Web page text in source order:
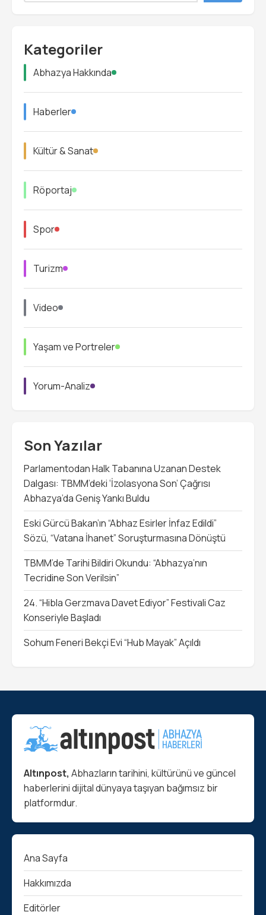
Kategoriler
Abhazya Hakkında
Haberler
Kültür & Sanat
Röportaj
Spor
Turizm
Video
Yaşam ve Portreler
Yorum-Analiz
Son Yazılar
Parlamentodan Halk Tabanına Uzanan Destek
Dalgası: TBMM’deki ‘İzolasyona Son’ Çağrısı
Abhazya’da Geniş Yankı Buldu
Eski Gürcü Bakan’ın “Abhaz Esirler İnfaz Edildi”
Sözü, “Vatana İhanet” Soruşturmasına Dönüştü
TBMM’de Tarihi Bildiri Okundu: “Abhazya’nın
Tecridine Son Verilsin”
24. “Hibla Gerzmava Davet Ediyor” Festivali Caz
Konseriyle Başladı
Sohum Feneri Bekçi Evi “Hub Mayak” Açıldı
Altınpost, Abhazların tarihini, kültürünü ve güncel
haberlerini dijital dünyaya taşıyan bağımsız bir
platformdur.
Ana Sayfa
Hakkımızda
Editörler